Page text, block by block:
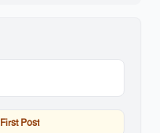
First Post